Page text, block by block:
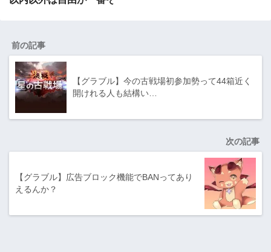
前の記事
【グラブル】今の古戦場初参加勢って44箱近く
開けれる人も結構い…
次の記事
【グラブル】広告ブロック機能でBANってあり
えるんか？